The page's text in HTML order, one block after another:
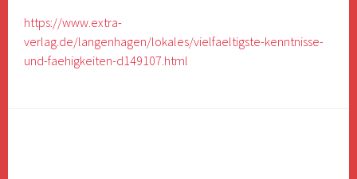
https://www.extra-
verlag.de/langenhagen/lokales/vielfaeltigste-kenntnisse-
und-faehigkeiten-d149107.html